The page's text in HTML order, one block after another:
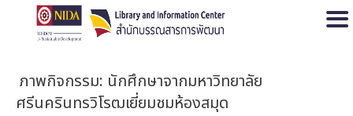
ภาพกิจกรรม: นักศึกษาจากมหาวิทยาลัย
ศรีนครินทรวิโรฒเยี่ยมชมห้องสมุด